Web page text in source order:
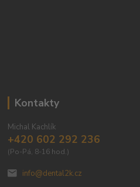
Kontakty
Michal Kachlík
+420 602 292 236
(Po-Pá, 8-16 hod.)
info@dental2k.cz